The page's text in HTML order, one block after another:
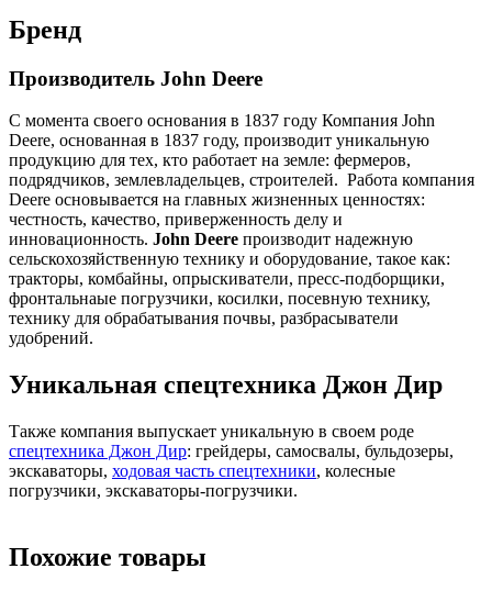
Бренд
Производитель John Deere
С момента своего основания в 1837 году Компания John
Deere, основанная в 1837 году, производит уникальную
продукцию для тех, кто работает на земле: фермеров,
подрядчиков, землевладельцев, строителей. Работа компания
Deere основывается на главных жизненных ценностях:
честность, качество, приверженность делу и
инновационность. John Deere производит надежную
сельскохозяйственную технику и оборудование, такое как:
тракторы, комбайны, опрыскиватели, пресс-подборщики,
фронтальнаые погрузчики, косилки, посевную технику,
технику для обрабатывания почвы, разбрасыватели
удобрений.
Уникальная спецтехника Джон Дир
Также компания выпускает уникальную в своем роде
спецтехника Джон Дир: грейдеры, самосвалы, бульдозеры,
экскаваторы, ходовая часть спецтехники, колесные
погрузчики, экскаваторы-погрузчики.
Похожие товары